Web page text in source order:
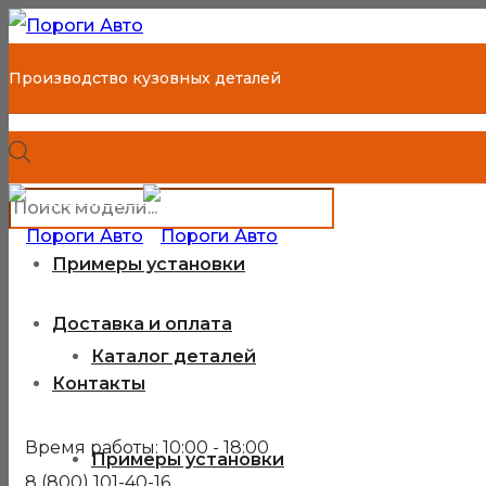
Производство кузовных деталей
МЕНЮ
Каталог деталей
Примеры установки
Доставка и оплата
Контакты
Время работы: 10:00 - 18:00
Поиск
товаров
8 (800) 101-40-16
Каждый день с 10:00 до 18:00
Каталог деталей
Примеры установки